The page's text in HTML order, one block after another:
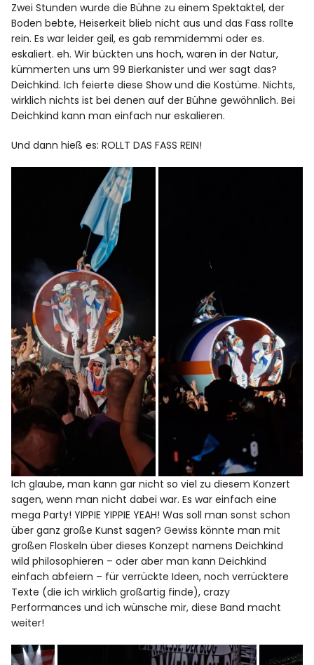
Zwei Stunden wurde die Bühne zu einem Spektaktel, der
Boden bebte, Heiserkeit blieb nicht aus und das Fass rollte
rein. Es war leider geil, es gab remmidemmi oder es.
eskaliert. eh. Wir bückten uns hoch, waren in der Natur,
kümmerten uns um 99 Bierkanister und wer sagt das?
Deichkind. Ich feierte diese Show und die Kostüme. Nichts,
wirklich nichts ist bei denen auf der Bühne gewöhnlich. Bei
Deichkind kann man einfach nur eskalieren.
Und dann hieß es: ROLLT DAS FASS REIN!
Ich glaube, man kann gar nicht so viel zu diesem Konzert
sagen, wenn man nicht dabei war. Es war einfach eine
mega Party! YIPPIE YIPPIE YEAH! Was soll man sonst schon
über ganz große Kunst sagen? Gewiss könnte man mit
großen Floskeln über dieses Konzept namens Deichkind
wild philosophieren – oder aber man kann Deichkind
einfach abfeiern – für verrückte Ideen, noch verrücktere
Texte (die ich wirklich großartig finde), crazy
Performances und ich wünsche mir, diese Band macht
weiter!